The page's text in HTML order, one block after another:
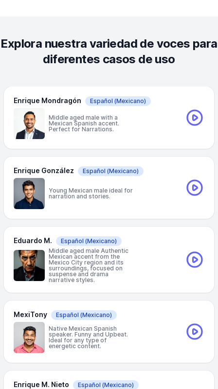
Explora nuestra variedad de voces para
diferentes casos de uso
Enrique Mondragón Español (Mexicano)
Middle aged male with a
Mexican Spanish accent.
Perfect for Narrations.
Enrique González Español (Mexicano)
Young Mexican male ideal for
narration and stories.
Eduardo M. Español (Mexicano)
Middle aged male Authentic
Mexican accent from the
Mexico City region and its
surroundings, focused on
suspense and drama
narrative styles.
MexiTony Español (Mexicano)
Native Mexican Spanish
speaker. Funny and Upbeat.
Ideal for any type of
energetic content.
Enrique M. Nieto Español (Mexicano)